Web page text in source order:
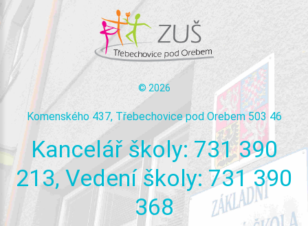
© 2026
Komenského 437, Třebechovice pod Orebem 503 46
Kancelář školy: 731 390
213, Vedení školy: 731 390
368